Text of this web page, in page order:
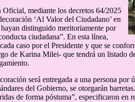
mediante los decretos 64/2025
‘Al Valor del Ciudadano’ en
distinguido meritoriamente por
ciudadana”. En esta línea,
caso por el Presidente y que se
de Karina Milei- que tendrá un listado
será entregada a una persona por
del Gobierno, se otorgarán
de forma póstuma”, especificaron en